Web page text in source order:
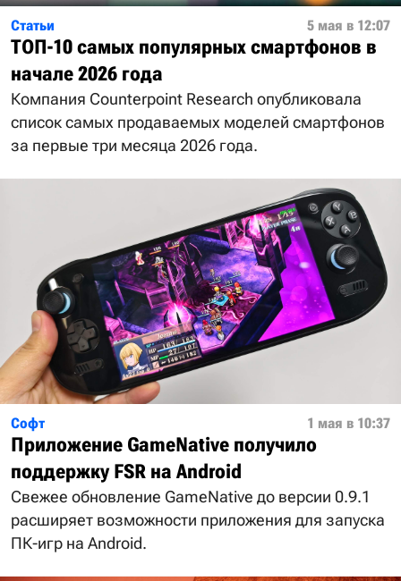
Статьи 5 мая в 12:07
ТОП-10 самых популярных смартфонов в
начале 2026 года
Компания Counterpoint Research опубликовала
список самых продаваемых моделей смартфонов
за первые три месяца 2026 года.
Софт 1 мая в 10:37
Приложение GameNative получило
поддержку FSR на Android
Свежее обновление GameNative до версии 0.9.1
расширяет возможности приложения для запуска
ПК-игр на Android.